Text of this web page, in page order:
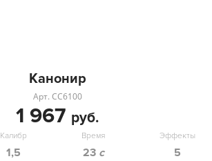
Канонир
Арт. СС6100
1 967 руб.
Калибр
1,5
Время
23 с
Эффекты
5